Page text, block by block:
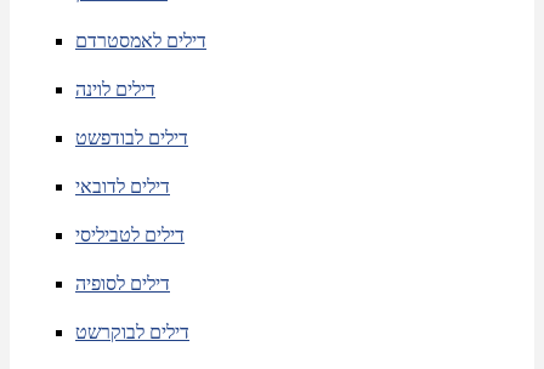
דילים לאמסטרדם
דילים לוינה
דילים לבודפשט
דילים לדובאי
דילים לטביליסי
דילים לסופיה
דילים לבוקרשט